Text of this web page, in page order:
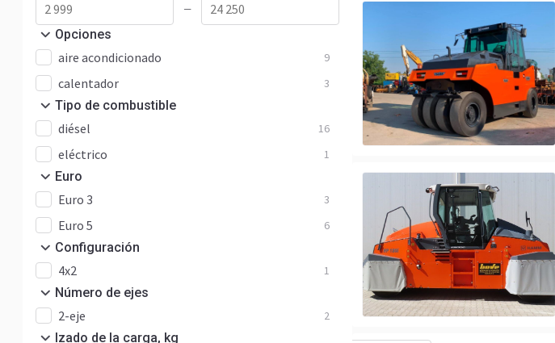
—
Opciones
aire acondicionado 9
calentador 3
Tipo de combustible
diésel 16
eléctrico 1
Euro
Euro 3 3
Euro 5 6
Configuración
4x2 1
Número de ejes
2-eje 2
Izado de la carga, kg